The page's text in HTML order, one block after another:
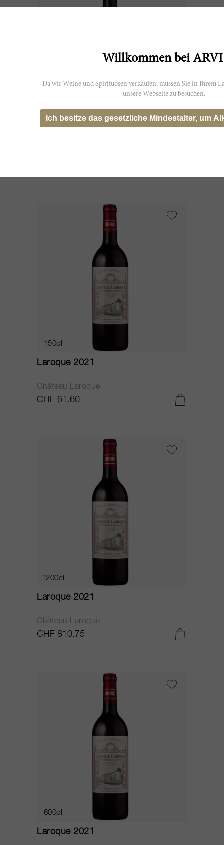
37.5cl
Laroque 2021
150cl
Laroque 2021
Château Laroque
CHF 61.60
1200cl
Laroque 2021
Château Laroque
CHF 810.75
600cl
Laroque 2021
Willkommen bei
Da wir Weine und Spirituosen verkaufen, müssen Sie in Ihrem
unsere Webseite zu besuchen.
Ich besitze das gesetzliche Mindestalter, um